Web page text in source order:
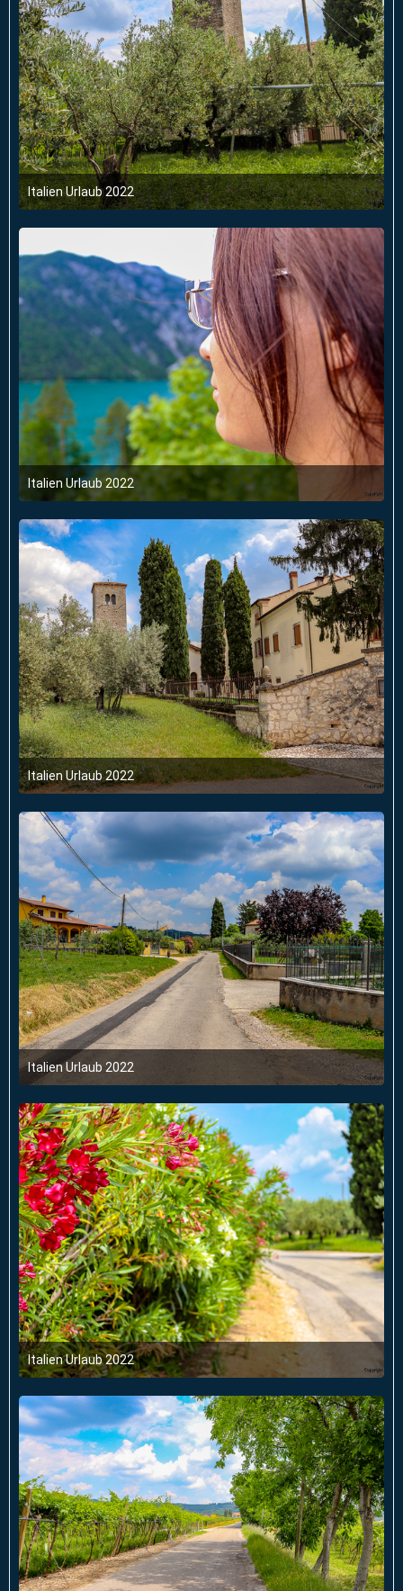
Italien Urlaub 2022
6. Juni 2022 um 03:47
Italien Urlaub 2022
6. Juni 2022 um 03:47
Italien Urlaub 2022
6. Juni 2022 um 03:47
Italien Urlaub 2022
6. Juni 2022 um 03:47
Italien Urlaub 2022
6. Juni 2022 um 03:47